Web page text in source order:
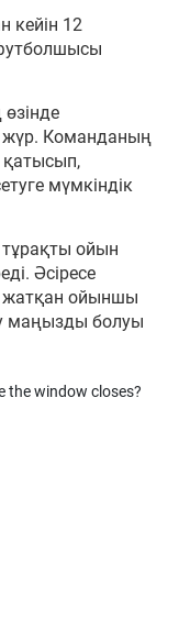
кейін 12
Команданың
мүмкіндік
ойын
Әсіресе
жатқан ойыншы
маңызды болуы
the window closes?